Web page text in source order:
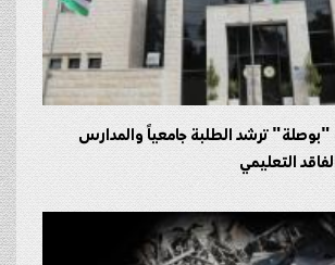
"بوصلة" ترشد الطلبة جامعياً والمدارس
التعليمي